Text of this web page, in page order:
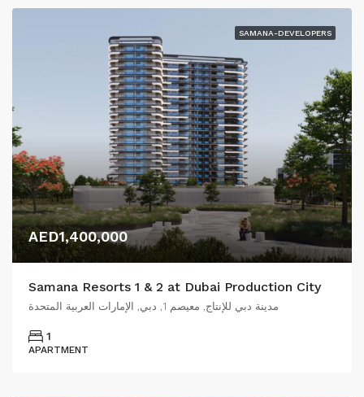
SAMANA-DEVELOPERS
AED1,400,000
Samana Resorts 1 & 2 at Dubai Production City
مدينة دبي للإنتاج, معيصم 1, دبي, الإمارات العربية المتحدة
1
APARTMENT